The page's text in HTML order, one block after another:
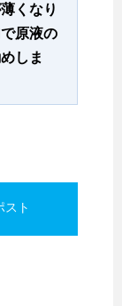
くなり
原液の
しま
スト